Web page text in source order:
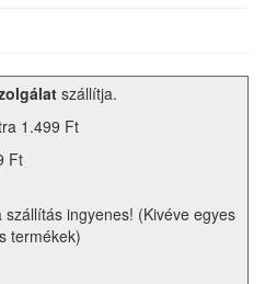
szállítja.
1.499 Ft
Ft
ingyenes! (Kivéve egyes
termékek)